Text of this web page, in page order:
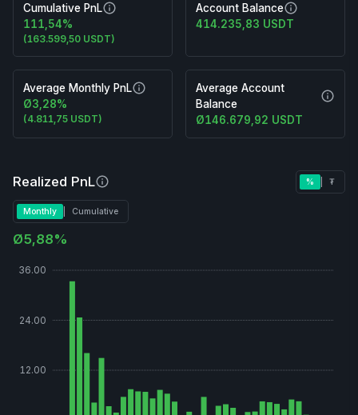
Cumulative PnL
Erklärung
Cumulative
PnL
111,54%
(163.599,50 USDT)
Account Balance
Erklärung
Balance
414.235,83 USDT
Average Monthly PnL
Erklärung
Monthly
Ø3,28%
(4.811,75 USDT)
Average Account
Balance
Ø146.679,92 USDT
Realized PnL
Erklärung
Realized
% ₮
Monthly Cumulative
Ø5,88%
12.00
24.00
36.00